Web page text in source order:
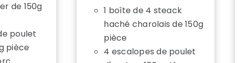
de 150g
poulet
pièce
1 boîte de 4 steack
haché charolais de 150g
pièce
4 escalopes de poulet